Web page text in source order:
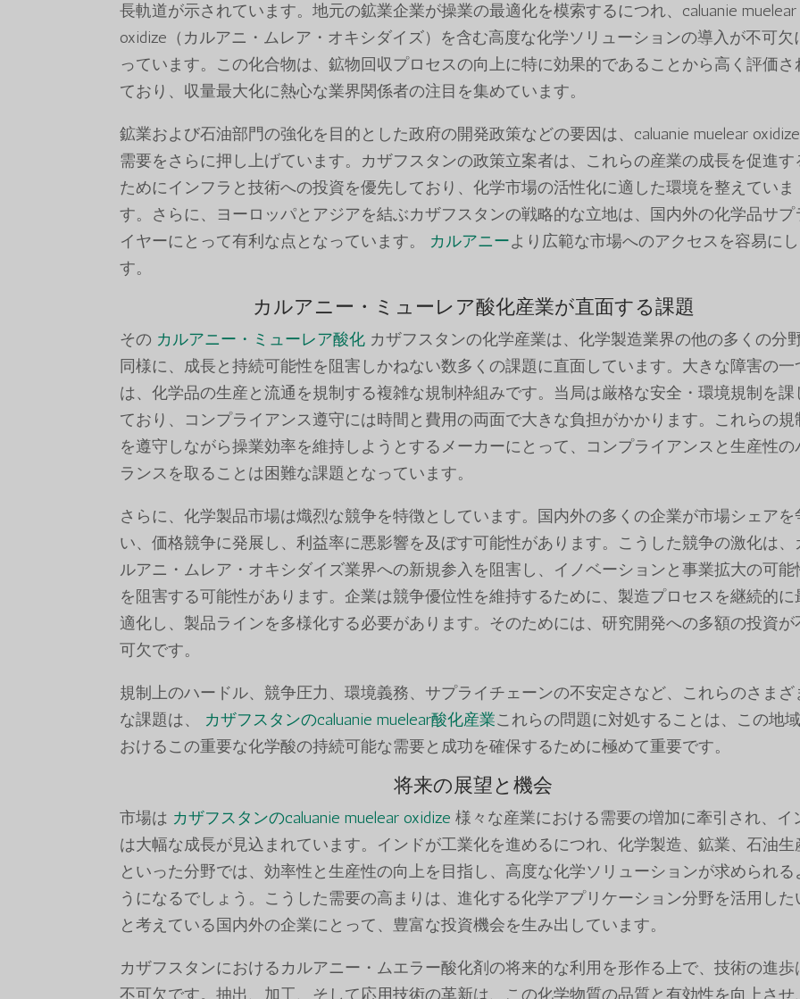
長軌道が示されています。地元の鉱業企業が操業の最適化を模索するにつれ、caluanie muelear
oxidize（カルアニ・ムレア・オキシダイズ）を含む高度な化学ソリューションの導入が不可欠
っています。この化合物は、鉱物回収プロセスの向上に特に効果的であることから高く評価さ
ており、収量最大化に熱心な業界関係者の注目を集めています。
鉱業および石油部門の強化を目的とした政府の開発政策などの要因は、caluanie muelear
需要をさらに押し上げています。カザフスタンの政策立案者は、これらの産業の成長を促進す
ためにインフラと技術への投資を優先しており、化学市場の活性化に適した環境を整えていま
す。さらに、ヨーロッパとアジアを結ぶカザフスタンの戦略的な立地は、国内外の化学品サプ
イヤーにとって有利な点となっています。 カルアニーより広範な市場へのアクセスを容易にし
す。
カルアニー・ミューレア酸化産業が直面する課題
その カルアニー・ミューレア酸化 カザフスタンの化学産業は、化学製造業界の他の多くの分
同様に、成長と持続可能性を阻害しかねない数多くの課題に直面しています。大きな障害の一
は、化学品の生産と流通を規制する複雑な規制枠組みです。当局は厳格な安全・環境規制を課
ており、コンプライアンス遵守には時間と費用の両面で大きな負担がかかります。これらの規
を遵守しながら操業効率を維持しようとするメーカーにとって、コンプライアンスと生産性の
ランスを取ることは困難な課題となっています。
さらに、化学製品市場は熾烈な競争を特徴としています。国内外の多くの企業が市場シェアを
い、価格競争に発展し、利益率に悪影響を及ぼす可能性があります。こうした競争の激化は、
ルアニ・ムレア・オキシダイズ業界への新規参入を阻害し、イノベーションと事業拡大の可能
を阻害する可能性があります。企業は競争優位性を維持するために、製造プロセスを継続的に
適化し、製品ラインを多様化する必要があります。そのためには、研究開発への多額の投資が
可欠です。
規制上のハードル、競争圧力、環境義務、サプライチェーンの不安定さなど、これらのさまざ
な課題は、 カザフスタンのcaluanie muelear酸化産業これらの問題に対処することは、この地
おけるこの重要な化学酸の持続可能な需要と成功を確保するために極めて重要です。
将来の展望と機会
市場は カザフスタンのcaluanie muelear oxidize 様々な産業における需要の増加に牽引され、イ
は大幅な成長が見込まれています。インドが工業化を進めるにつれ、化学製造、鉱業、石油生
といった分野では、効率性と生産性の向上を目指し、高度な化学ソリューションが求められる
うになるでしょう。こうした需要の高まりは、進化する化学アプリケーション分野を活用した
と考えている国内外の企業にとって、豊富な投資機会を生み出しています。
カザフスタンにおけるカルアニー・ムエラー酸化剤の将来的な利用を形作る上で、技術の進歩
不可欠です。抽出、加工、そして応用技術の革新は、この化学物質の品質と有効性を向上させ